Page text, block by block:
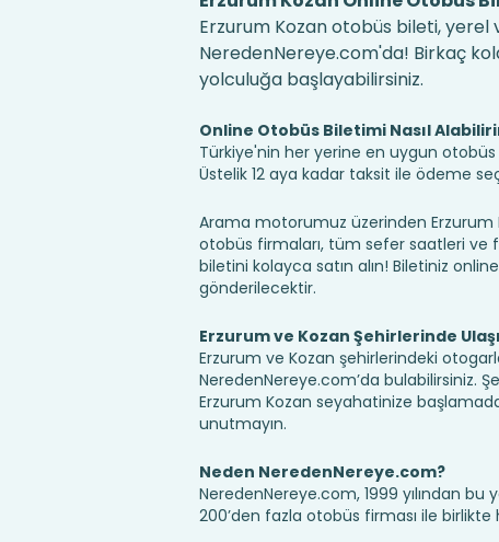
Erzurum Kozan otobüs bileti,
NeredenNereye.com'da! Birkaç
yolculuğa başlayabilirsiniz.
Online Otobüs Biletimi Nasıl
Türkiye'nin her yerine en uygun otobüs
Üstelik 12 aya kadar taksit ile ödeme
Arama motorumuz üzerinden Erzurum
otobüs firmaları, tüm sefer saatleri ve
biletini kolayca satın alın! Biletiniz
gönderilecektir.
Erzurum ve Kozan Şehirlerinde
Erzurum ve Kozan şehirlerindeki
NeredenNereye.com’da bulabilirsiniz.
Erzurum Kozan seyahatinize
unutmayın.
Neden NeredenNereye.com?
NeredenNereye.com, 1999 yılından
200’den fazla otobüs firması ile